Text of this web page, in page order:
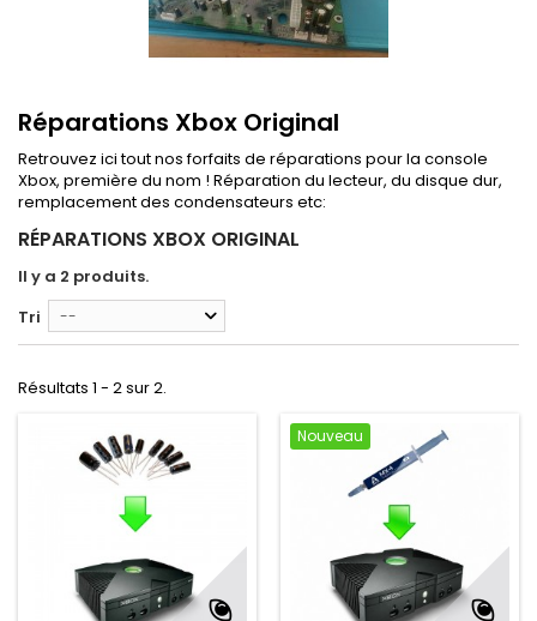
Réparations Xbox Original
Retrouvez ici tout nos forfaits de réparations pour la console
Xbox, première du nom ! Réparation du lecteur, du disque dur,
remplacement des condensateurs etc:
RÉPARATIONS XBOX ORIGINAL
Il y a 2 produits.
Tri
--
Résultats 1 - 2 sur 2.
Nouveau